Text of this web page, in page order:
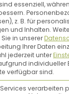
kämpft
essenziell,
z. B. für
und Inhalten.
in unserer
Ihrer Daten
jederzeit unter
individueller
verfügbar sind.
verarbeiten